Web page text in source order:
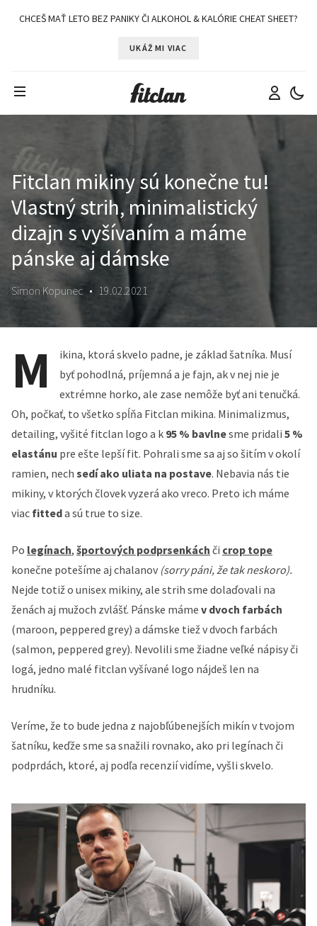
CHCEŠ MAŤ LETO BEZ PANIKY ČI ALKOHOL & KALÓRIE CHEAT SHEET?
UKÁŽ MI VIAC
Fitclan mikiny sú konečne tu!
Vlastný strih, minimalistický
dizajn s vyšívaním a máme
pánske aj dámske
Simon Kopunec • 19.02.2021
M
ikina, ktorá skvelo padne, je základ šatníka. Musí
byť pohodlná, príjemná a je fajn, ak v nej nie je
extrémne horko, ale zase nemôže byť ani tenučká.
Oh, počkať, to všetko spĺňa Fitclan mikina. Minimalizmus,
detailing, vyšité fitclan logo a k 95 % bavlnesme pridali 5 %
elastánu pre ešte lepší fit. Pohrali sme sa aj so šitím v okolí
ramien, nech sedí ako uliata na postave. Nebavia nás tie
mikiny, v ktorých človek vyzerá ako vreco. Preto ich máme
viac fitteda sú true to size.
Po legínach, športových podprsenkách či crop tope
konečne potešíme aj chalanov (sorry páni, že tak neskoro).
Nejde totiž o unisex mikiny, ale strih sme dolaďovali na
ženách aj mužoch zvlášť. Pánske máme v dvoch farbách
(maroon, peppered grey) a dámske tiež v dvoch farbách
(salmon, peppered grey). Nevolili sme žiadne veľké nápisy či
logá, jedno malé fitclan vyšívané logo nájdeš len na
hrudníku.
Veríme, že to bude jedna z najobľúbenejších mikín v tvojom
šatníku, keďže sme sa snažili rovnako, ako pri legínach či
podprdách, ktoré, aj podľa recenzií vidíme, vyšli skvelo.